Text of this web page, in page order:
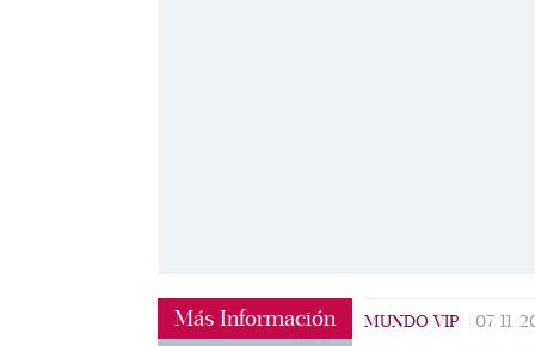
Más Información MUNDO VIP 07/11/